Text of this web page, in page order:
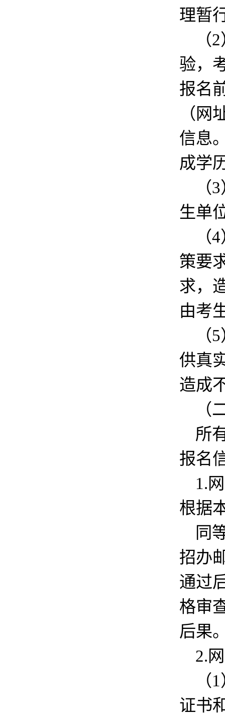
理暂
（
验，
报名
（网
信息
成学
（
生单
（
策要
求，
由考
（
供真
造成
（
所
报名
1.
根据
同
招办
通过
格审
后果
2.
（
证书